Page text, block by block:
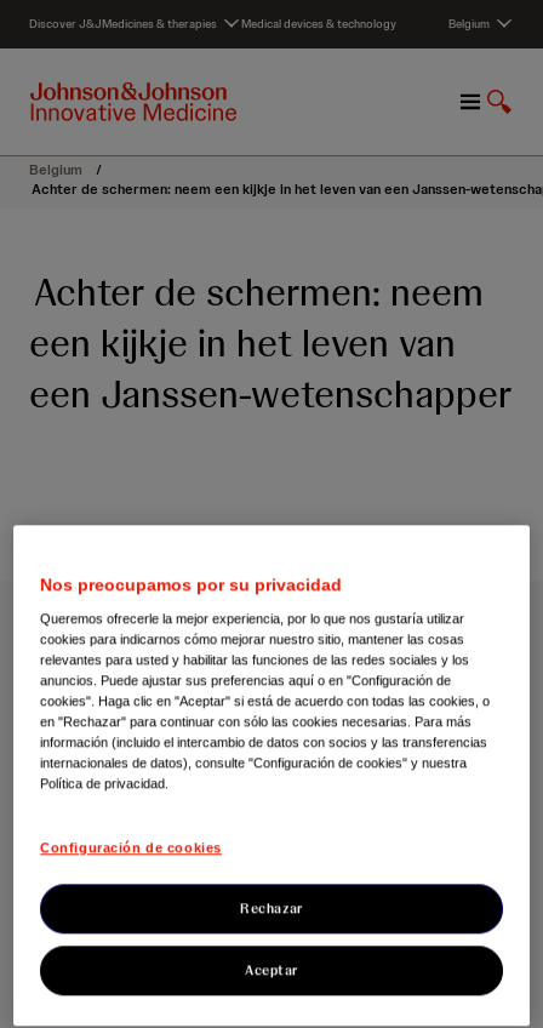
c
Discover J&JMedicines & therapies Medical devices & technology Belgium
M
n
u
S
o
w
Belgium
/
Achter de schermen: neem een kijkje in het leven van een Janssen-
Achter de schermen: neem
een kijkje in het leven van
een Janssen-wetenschapper
Janssen is doelbewust bezig met het leveren van
veilige en effectieve geneesmiddelen die bijdragen tot
gezondere resultaten. Dat vraagt om de beste
wetenschap en de creatiefste geesten. Neem een
kijkje in onze labo’s en kom meer te weten over de
levens en het werk van Janssen-wetenschappers.
innovaties in de gezondheidszorg te bevorderen en zo
bij te dragen aan de onbeantwoorde behoeften en het
welzijn van mensen over de hele wereld. We maken
steeds meer gebruik van data science en digitale
gezondheid om innovatie te versnellen in elke stap van
het R&D-proces om inzichten te genereren die ons in
Nos preocupamos por su privacidad
Queremos ofrecerle la mejor experiencia, por lo que nos gustaría utilizar
cookies para indicarnos cómo mejorar nuestro sitio, mantener las cosas
relevantes para usted y habilitar las funciones de las redes sociales y los
anuncios. Puede ajustar sus preferencias aquí o en "Configuración de
cookies". Haga clic en "Aceptar" si está de acuerdo con todas las cookies, o
en "Rechazar" para continuar con sólo las cookies necesarias. Para más
información (incluido el intercambio de datos con socios y las transferencias
internacionales de datos), consulte "Configuración de cookies" y nuestra
Política de privacidad.
Configuración de cookies
Rechazar
Aceptar